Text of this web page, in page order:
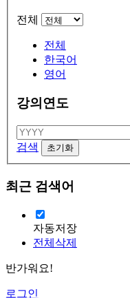
전체
전체
한국어
영어
강의연도
검색
최근 검색어
자동저장
전체삭제
반가워요!
로그인